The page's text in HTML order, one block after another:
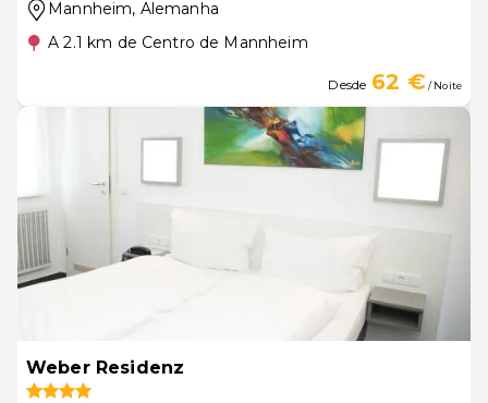
Mannheim, Alemanha
A 2.1 km de Centro de Mannheim
Desde 62 €/ Noite
Weber Residenz